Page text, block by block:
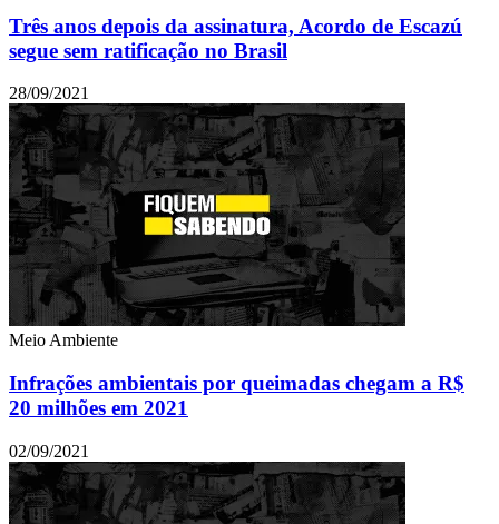
Três anos depois da assinatura, Acordo de Escazú
segue sem ratificação no Brasil
28/09/2021
Meio Ambiente
Infrações ambientais por queimadas chegam a R$
20 milhões em 2021
02/09/2021